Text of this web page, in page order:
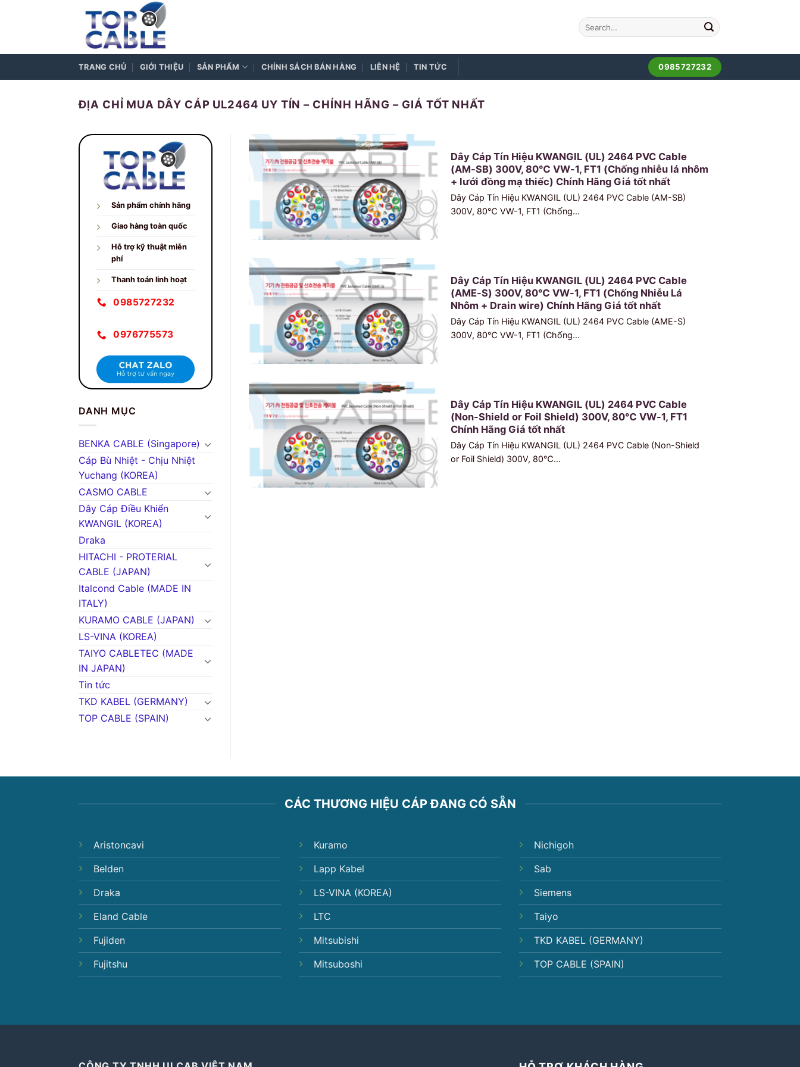
TRANG CHỦ GIỚI THIỆU SẢN PHẨM CHÍNH SÁCH BÁN HÀNG LIÊN HỆ TIN TỨC 0985727232
ĐỊA CHỈ MUA DÂY CÁP UL2464 UY TÍN – CHÍNH HÃNG – GIÁ TỐT NHẤT
Sản phẩm chính hãng
Giao hàng toàn quốc
Hỗ trợ kỹ thuật miễn
phí
Thanh toán linh hoạt
0985727232
0976775573
DANH MỤC
BENKA CABLE (Singapore)
Cáp Bù Nhiệt - Chịu Nhiệt
Yuchang (KOREA)
CASMO CABLE
Dây Cáp Điều Khiển
KWANGIL (KOREA)
Draka
HITACHI - PROTERIAL
CABLE (JAPAN)
Italcond Cable (MADE IN
ITALY)
KURAMO CABLE (JAPAN)
LS-VINA (KOREA)
TAIYO CABLETEC (MADE
IN JAPAN)
Tin tức
TKD KABEL (GERMANY)
TOP CABLE (SPAIN)
Dây Cáp Tín Hiệu KWANGIL (UL) 2464 PVC Cable
(AM-SB) 300V, 80℃ VW-1, FT1 (Chống nhiễu lá nhôm
+ lưới đồng mạ thiếc) Chính Hãng Giá tốt nhất
Dây Cáp Tín Hiệu KWANGIL (UL) 2464 PVC Cable (AM-SB)
300V, 80℃ VW-1, FT1 (Chống...
Dây Cáp Tín Hiệu KWANGIL (UL) 2464 PVC Cable
(AME-S) 300V, 80℃ VW-1, FT1 (Chống Nhiễu Lá
Nhôm + Drain wire) Chính Hãng Giá tốt nhất
Dây Cáp Tín Hiệu KWANGIL (UL) 2464 PVC Cable (AME-S)
300V, 80℃ VW-1, FT1 (Chống...
Dây Cáp Tín Hiệu KWANGIL (UL) 2464 PVC Cable
(Non-Shield or Foil Shield) 300V, 80℃ VW-1, FT1
Chính Hãng Giá tốt nhất
Dây Cáp Tín Hiệu KWANGIL (UL) 2464 PVC Cable (Non-Shield
or Foil Shield) 300V, 80℃...
CÁC THƯƠNG HIỆU CÁP ĐANG CÓ SẴN
Aristoncavi
Belden
Draka
Eland Cable
Fujiden
Fujitshu
Kuramo
Lapp Kabel
LS-VINA (KOREA)
LTC
Mitsubishi
Mitsuboshi
Nichigoh
Sab
Siemens
Taiyo
TKD KABEL (GERMANY)
TOP CABLE (SPAIN)